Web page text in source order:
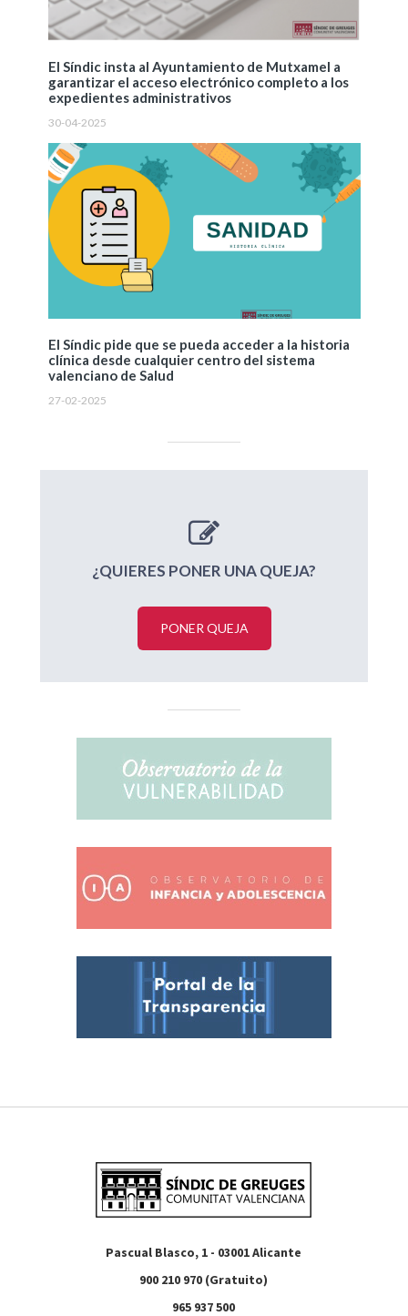
El Síndic insta al Ayuntamiento de Mutxamel a
garantizar el acceso electrónico completo a los
expedientes administrativos
30-04-2025
El Síndic pide que se pueda acceder a la historia
clínica desde cualquier centro del sistema
valenciano de Salud
27-02-2025
¿QUIERES PONER UNA QUEJA?
PONER QUEJA
Pascual Blasco, 1 - 03001 Alicante
900 210 970 (Gratuito)
965 937 500